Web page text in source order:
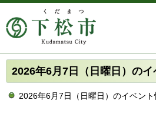
2026年6月7日（日曜日）のイ
2026年6月7日（日曜日）のイベント